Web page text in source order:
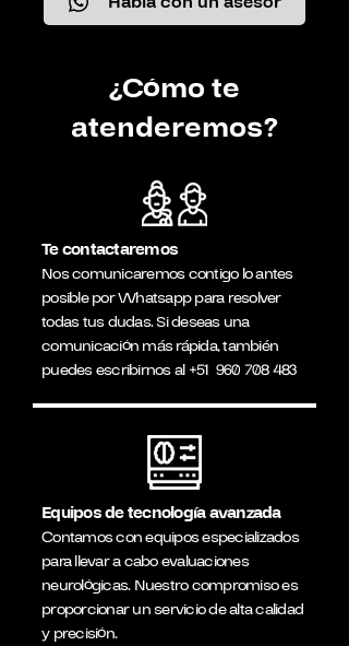
¿Cómo te
atenderemos?
Te contactaremos
Nos comunicaremos contigo lo antes
posible por Whatsapp para resolver
todas tus dudas. Si deseas una
comunicación más rápida, también
puedes escribirnos al+51 960 708 483
Equipos de tecnología avanzada
Contamos con equipos especializados
para llevar a cabo evaluaciones
neurológicas. Nuestro compromiso es
proporcionar un servicio de alta calidad
y precisión.